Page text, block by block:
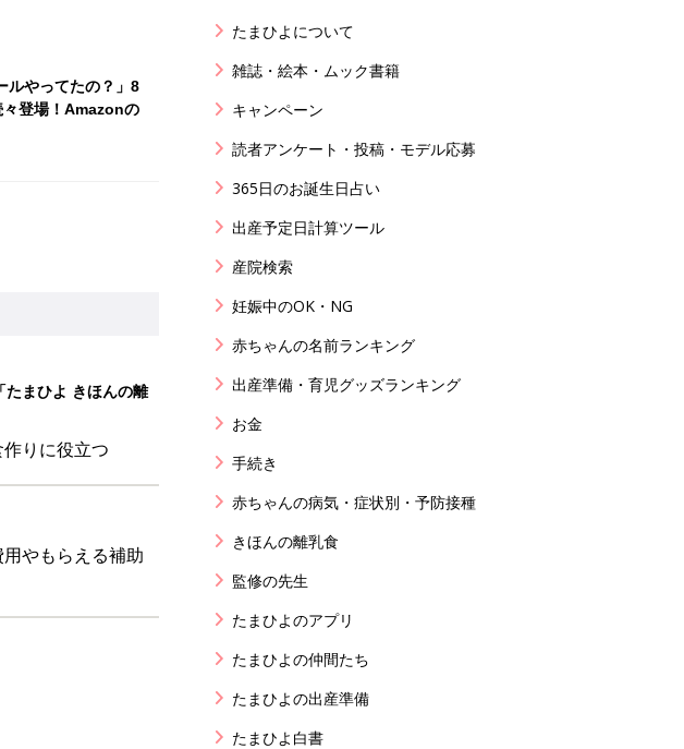
ルやってたの？」8
登場！Amazonの
たまひよ きほんの離
りに役立つ
やもらえる補助
たまひよについて
雑誌・絵本・ムック書籍
キャンペーン
読者アンケート・投稿・モデル応募
365日のお誕生日占い
出産予定日計算ツール
産院検索
妊娠中のOK・NG
赤ちゃんの名前ランキング
出産準備・育児グッズランキング
お金
手続き
赤ちゃんの病気・症状別・予防接種
きほんの離乳食
監修の先生
たまひよのアプリ
たまひよの仲間たち
たまひよの出産準備
たまひよ白書